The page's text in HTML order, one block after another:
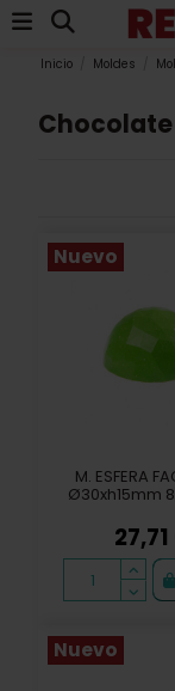
Inicio Moldes
Nuevo
M. ESFERA
Ø30xh15mm
Nuevo